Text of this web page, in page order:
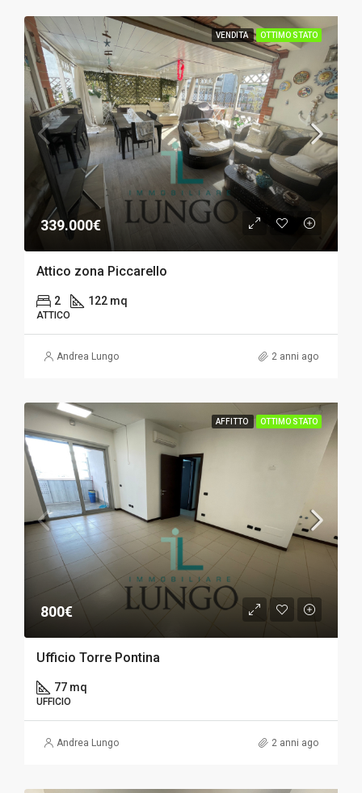
VENDITA OTTIMO STATO
339.000€
Attico zona Piccarello
2 122 mq
ATTICO
Andrea Lungo 2 anni ago
AFFITTO OTTIMO STATO
800€
Ufficio Torre Pontina
77 mq
UFFICIO
Andrea Lungo 2 anni ago